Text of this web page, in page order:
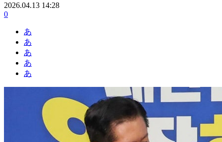
2026.04.13 14:28
0
あ
あ
あ
あ
あ